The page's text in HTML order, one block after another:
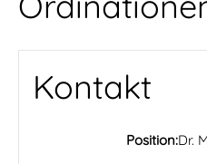
Kontakt
Position:Dr.